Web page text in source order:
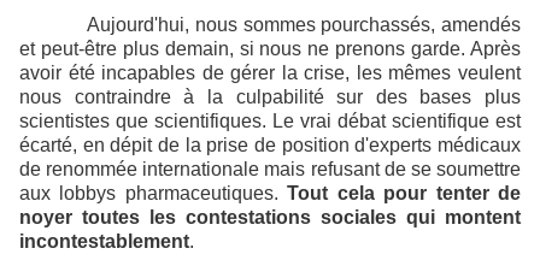
Aujourd'hui, nous sommes pourchassés, amendés
et peut-être plus demain, si nous ne prenons garde. Après
avoir été incapables de gérer la crise, les mêmes veulent
nous contraindre à la culpabilité sur des bases plus
scientistes que scientifiques. Le vrai débat scientifique est
écarté, en dépit de la prise de position d'experts médicaux
de renommée internationale mais refusant de se soumettre
aux lobbys pharmaceutiques.Tout cela pour tenter de
noyer toutes les contestations sociales qui montent
incontestablement.